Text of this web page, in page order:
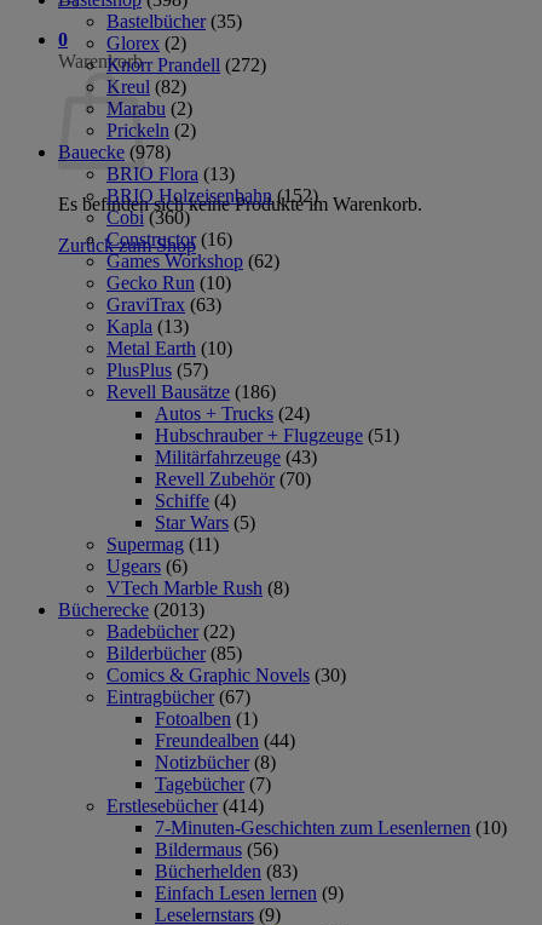
0
Warenkorb
Es befinden sich keine Produkte im Warenkorb.
Zurück zum Shop
Bastelbücher (35)
Glorex (2)
Knorr Prandell (272)
Kreul (82)
Marabu (2)
Prickeln (2)
Bauecke (978)
BRIO Flora (13)
BRIO Holzeisenbahn (152)
Cobi (360)
Constructor (16)
Games Workshop (62)
Gecko Run (10)
GraviTrax (63)
Kapla (13)
Metal Earth (10)
PlusPlus (57)
Revell Bausätze (186)
Autos + Trucks (24)
Hubschrauber + Flugzeuge (51)
Militärfahrzeuge (43)
Revell Zubehör (70)
Schiffe (4)
Star Wars (5)
Supermag (11)
Ugears (6)
VTech Marble Rush (8)
Bücherecke (2013)
Badebücher (22)
Bilderbücher (85)
Comics & Graphic Novels (30)
Eintragbücher (67)
Fotoalben (1)
Freundealben (44)
Notizbücher (8)
Tagebücher (7)
Erstlesebücher (414)
7-Minuten-Geschichten zum Lesenlernen (10)
Bildermaus (56)
Bücherhelden (83)
Einfach Lesen lernen (9)
Leselernstars (9)